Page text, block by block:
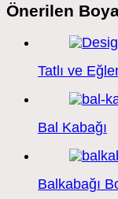
Önerilen
Tatlı ve
Bal Kabağı
Balkabağı